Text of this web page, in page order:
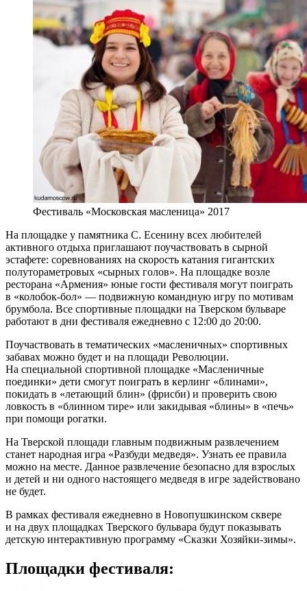
Фестиваль «Московская масленица» 2017
На площадке у памятника С. Есенину всех любителей
активного отдыха приглашают поучаствовать в сырной
эстафете: соревнованиях на скорость катания гигантских
полутораметровых «сырных голов». На площадке возле
ресторана «Армения» юные гости фестиваля могут поиграть
в «колобок-бол» — подвижную командную игру по мотивам
брумбола. Все спортивные площадки на Тверском бульваре
работают в дни фестиваля ежедневно с 12:00 до 20:00.
Поучаствовать в тематических «масленичных» спортивных
забавах можно будет и на площади Революции.
На специальной спортивной площадке «Масленичные
поединки» дети смогут поиграть в керлинг «блинами»,
покидать в «летающий блин» (фрисби) и проверить свою
ловкость в «блинном тире» или закидывая «блины» в «печь»
при помощи рогатки.
На Тверской площади главным подвижным развлечением
станет народная игра «Разбуди медведя». Узнать ее правила
можно на месте. Данное развлечение безопасно для взрослых
и детей и ни одного настоящего медведя в игре задействовано
не будет.
В рамках фестиваля ежедневно в Новопушкинском сквере
и на двух площадках Тверского бульвара будут показывать
детскую интерактивную программу «Сказки Хозяйки-зимы».
Площадки фестиваля: